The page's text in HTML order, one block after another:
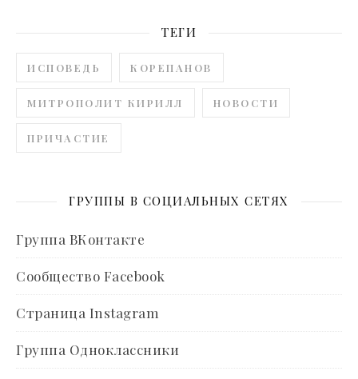
ТЕГИ
ИСПОВЕДЬ КОРЕПАНОВ
МИТРОПОЛИТ КИРИЛЛ НОВОСТИ
ПРИЧАСТИЕ
ГРУППЫ В СОЦИАЛЬНЫХ СЕТЯХ
Группа ВКонтакте
Сообщество Facebook
Страница Instagram
Группа Одноклассники